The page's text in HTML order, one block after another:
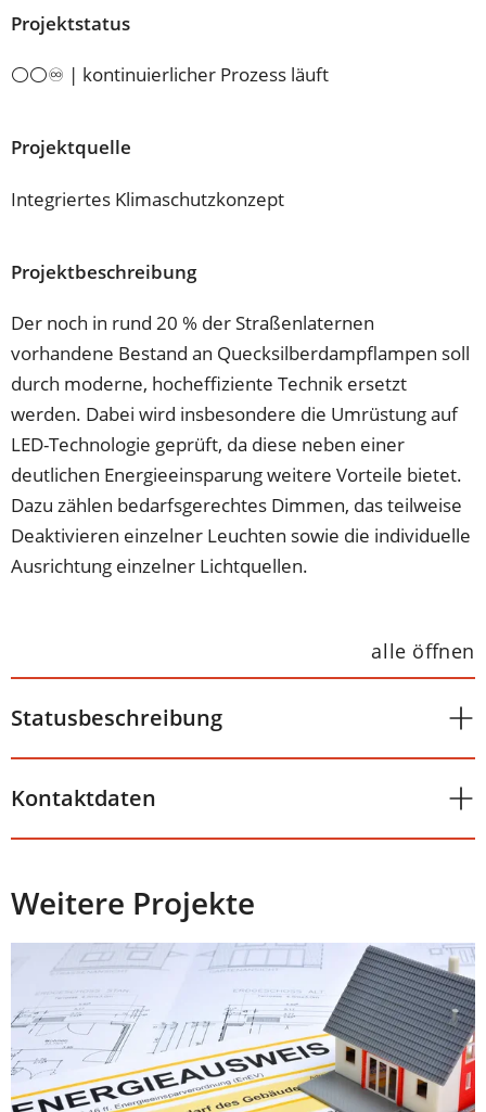
Projektstatus
⚪⚪♾️ | kontinuierlicher Prozess läuft
Projektquelle
Integriertes Klimaschutzkonzept
Projektbeschreibung
Der noch in rund 20 % der Straßenlaternen
vorhandene Bestand an Quecksilberdampflampen soll
durch moderne, hocheffiziente Technik ersetzt
werden. Dabei wird insbesondere die Umrüstung auf
LED-Technologie geprüft, da diese neben einer
deutlichen Energieeinsparung weitere Vorteile bietet.
Dazu zählen bedarfsgerechtes Dimmen, das teilweise
Deaktivieren einzelner Leuchten sowie die individuelle
Ausrichtung einzelner Lichtquellen.
alle öffnen
Statusbeschreibung
Kontaktdaten
Weitere Projekte